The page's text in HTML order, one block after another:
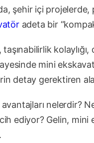
şehir içi projelerde,
adeta bir
mini
detay gerektiren
nelerdir?
ediyor? Gelin, mini